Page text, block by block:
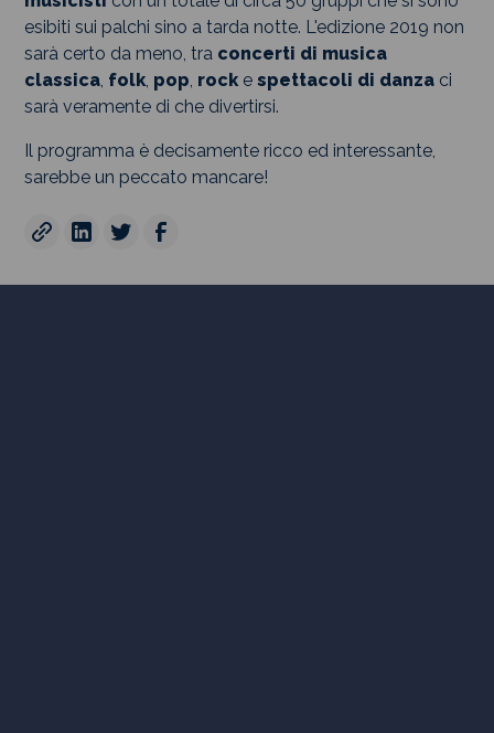
esibiti sui palchi sino a tarda notte. L'edizione 2019 non
sarà certo da meno, tra concerti di musica
classica, folk, pop, rock espettacoli di danza ci
sarà veramente di che divertirsi.
Il programma è decisamente ricco ed interessante,
sarebbe un peccato mancare!